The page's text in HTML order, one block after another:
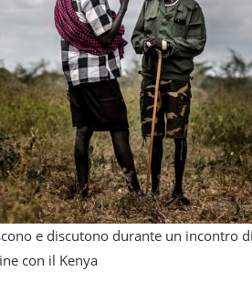
e discutono durante un incontro
con il Kenya